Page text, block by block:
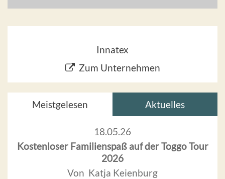
Innatex
Zum Unternehmen
Meistgelesen Aktuelles
18.05.26
Kostenloser Familienspaß auf der Toggo Tour
2026
Von Katja Keienburg